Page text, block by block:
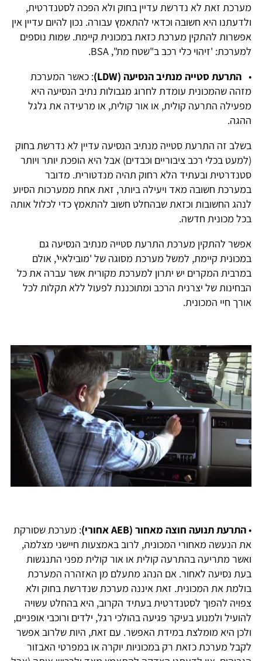
מערכת זאת לא נדרשת עדיין בחוק ולא הפכה לסטנדרטית,
ולדעתנו היא חשובה וכדאי להתאמץ עבורה. נכון להיום עדיין אין
אפשרות להתקין מערכת כזאת במכונית קיימת. שמות נוספים
למערכת: 'זיהוי כלי רכב ב"שטח מת", BSA.
• התרעת סטייה מנתיב הנסיעה (LDW)
: כאשר המערכת
מזהה שהמכונית עומדת לחרוג מגבולות נתיב הנסיעה היא
מפעילה התרעה קולית, או אור קולית, או מרעידה את גלגל
ההגה.
בשלב זה התרעת סטייה מנתיב הנסיעה עדיין לא נדרשת בחוק
(למעט בכלי רכב ציבוריים וכבדים) אבל היא הופכת יותר ויותר
סטנדרטית ובעתיד הלא רחוק תהיה מנדטורית. מדובר
במערכת חשובה מאד ויעילה ביותר, זאת אחת ממערכות הסיוע
לנהג החשובות וכזאת שבהחלט חשוב להתאמץ כדי לכלול אותה
בכל מכונית חדשה.
אפשר להתקין מערכת התרעת סטייה מנתיב הנסיעה גם
במכונית קיימת, למשל מערכת מסוגה של 'מובילאיי', אולם
במרבית המקרים יש יתרון למערכת מקורית אשר עברה את כל
הבחינות של יצרנית הרכב ומתוכננת לפעול ללא תקלות לכל
אורך חיי המכונית.
•התרעת תנועה חוצה מאחור (AEB אחורי)
: מערכת שסורקת
את הנעשה מאחורי המכונית, לרוב באמצעות חיישני מצלמה,
ואשר מתריעה בהתרעה קולית או אור קולית מפני התנגשות
בעת נסיעה לאחור. אם הנהג מתעלם מן האזהרה המערכת
בולמת את המכונית. זאת איננה מערכת שנדרשת בחוק ולא
צפויה להפוך לסטנדרטית בעתיד הקרוב, היא בהחלט עשויה
להועיל ולמנוע בעיקר פגיעה בהולכי רגל, ילדים ורוכבי אופניים,
ולכן היא מומלצת במידת האפשר. עם זאת, היות שלרוב אפשר
לקבל מערכת כזאת רק במכוניות יוקרה או במפרטי האבזור